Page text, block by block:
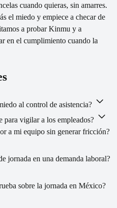
cuando quieras, sin amarres.
el miedo y empiece a checar de
a probar Kinmu y a
en el cumplimiento cuando la
al control de asistencia?
para vigilar a los empleados?
a mi equipo sin generar fricción?
jornada en una demanda laboral?
sobre la jornada en México?